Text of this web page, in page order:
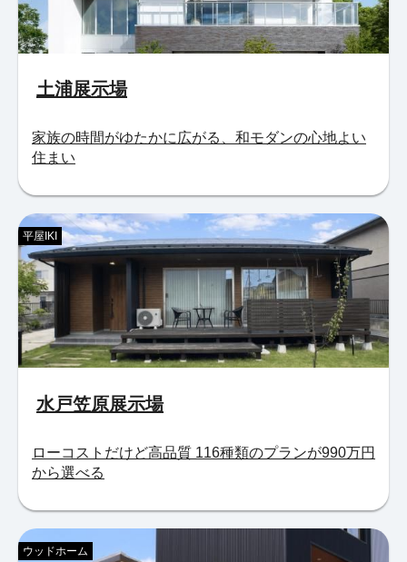
土浦展示場
家族の時間がゆたかに広がる、和モダンの心地よい
住まい
水戸笠原展示場
平屋IKI
ローコストだけど高品質 116種類のプランが990万円
から選べる
ウッドホーム